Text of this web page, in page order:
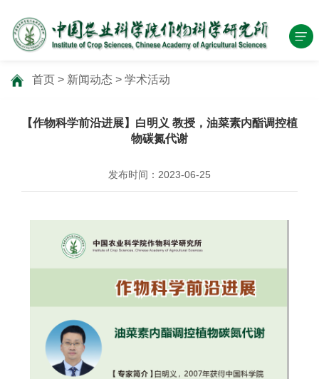
首页 > 新闻动态 > 学术活动
【作物科学前沿进展】白明义 教授，油菜素内酯调控植
物碳氮代谢
发布时间：2023-06-25